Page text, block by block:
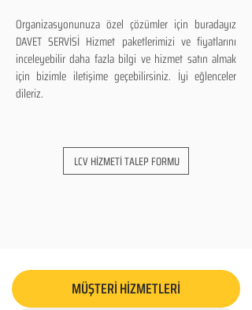
Organizasyonunuza özel çözümler için buradayız
DAVET SERVİSİ Hizmet paketlerimizi ve fiyatlarını
inceleyebilir daha fazla bilgi ve hizmet satın almak
için bizimle iletişime geçebilirsiniz. İyi eğlenceler
dileriz.
LCV HİZMETİ TALEP FORMU
MÜŞTERİ HİZMETLERİ